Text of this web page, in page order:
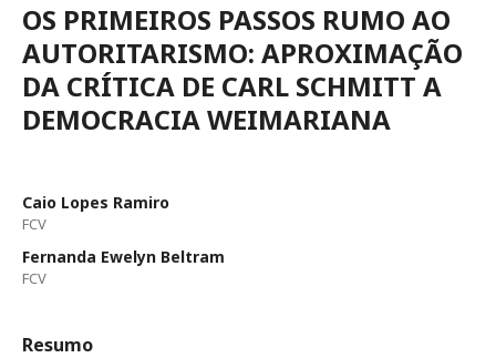
OS PRIMEIROS PASSOS RUMO AO
AUTORITARISMO: APROXIMAÇÃO
DA CRÍTICA DE CARL SCHMITT A
DEMOCRACIA WEIMARIANA
Caio Lopes Ramiro
FCV
Fernanda Ewelyn Beltram
FCV
Resumo